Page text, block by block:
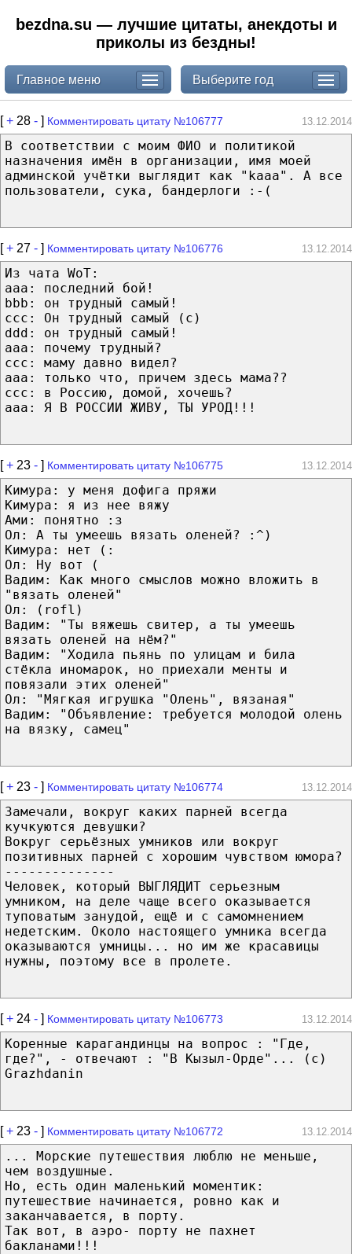
bezdna.su — лучшие цитаты, анекдоты и
приколы из бездны!
Главное меню Выберите год
[+ 28 - ] Комментировать цитату №106777 13.12.2014
В соответствии с моим ФИО и политикой
назначения имён в организации, имя моей
админской учётки выглядит как "kaaa". А все
пользователи, сука, бандерлоги :-(
[+ 27 - ] Комментировать цитату №106776 13.12.2014
Из чата WoT:
aaa: последний бой!
bbb: он трудный самый!
ccc: Он трудный самый (c)
ddd: он трудный самый!
aaa: почему трудный?
ccc: маму давно видел?
aaa: только что, причем здесь мама??
ccc: в Россию, домой, хочешь?
aaa: Я В РОССИИ ЖИВУ, ТЫ УРОД!!!
[+ 23 - ] Комментировать цитату №106775 13.12.2014
Кимура: у меня дофига пряжи
Кимура: я из нее вяжу
Ами: понятно :з
Ол: А ты умеешь вязать оленей? :^)
Кимура: нет (:
Ол: Ну вот (
Вадим: Как много смыслов можно вложить в
"вязать оленей"
Ол: (rofl)
Вадим: "Ты вяжешь свитер, а ты умеешь
вязать оленей на нём?"
Вадим: "Ходила пьянь по улицам и била
стёкла иномарок, но приехали менты и
повязали этих оленей"
Ол: "Мягкая игрушка "Олень", вязаная"
Вадим: "Объявление: требуется молодой олень
на вязку, самец"
[+ 23 - ] Комментировать цитату №106774 13.12.2014
Замечали, вокруг каких парней всегда
кучкуются девушки?
Вокруг серьёзных умников или вокруг
позитивных парней с хорошим чувством юмора?
--------------
Человек, который ВЫГЛЯДИТ серьезным
умником, на деле чаще всего оказывается
туповатым занудой, ещё и с самомнением
недетским. Около настоящего умника всегда
оказываются умницы... но им же красавицы
нужны, поэтому все в пролете.
[+ 24 - ] Комментировать цитату №106773 13.12.2014
Коренные карагандинцы на вопрос : "Где,
где?", - отвечают : "В Кызыл-Орде"... (c)
Grazhdanin
[+ 23 - ] Комментировать цитату №106772 13.12.2014
... Морские путешествия люблю не меньше,
чем воздушные.
Но, есть один маленький моментик:
путешествие начинается, ровно как и
заканчавается, в порту.
Так вот, в аэро- порту не пахнет
бакланами!!!